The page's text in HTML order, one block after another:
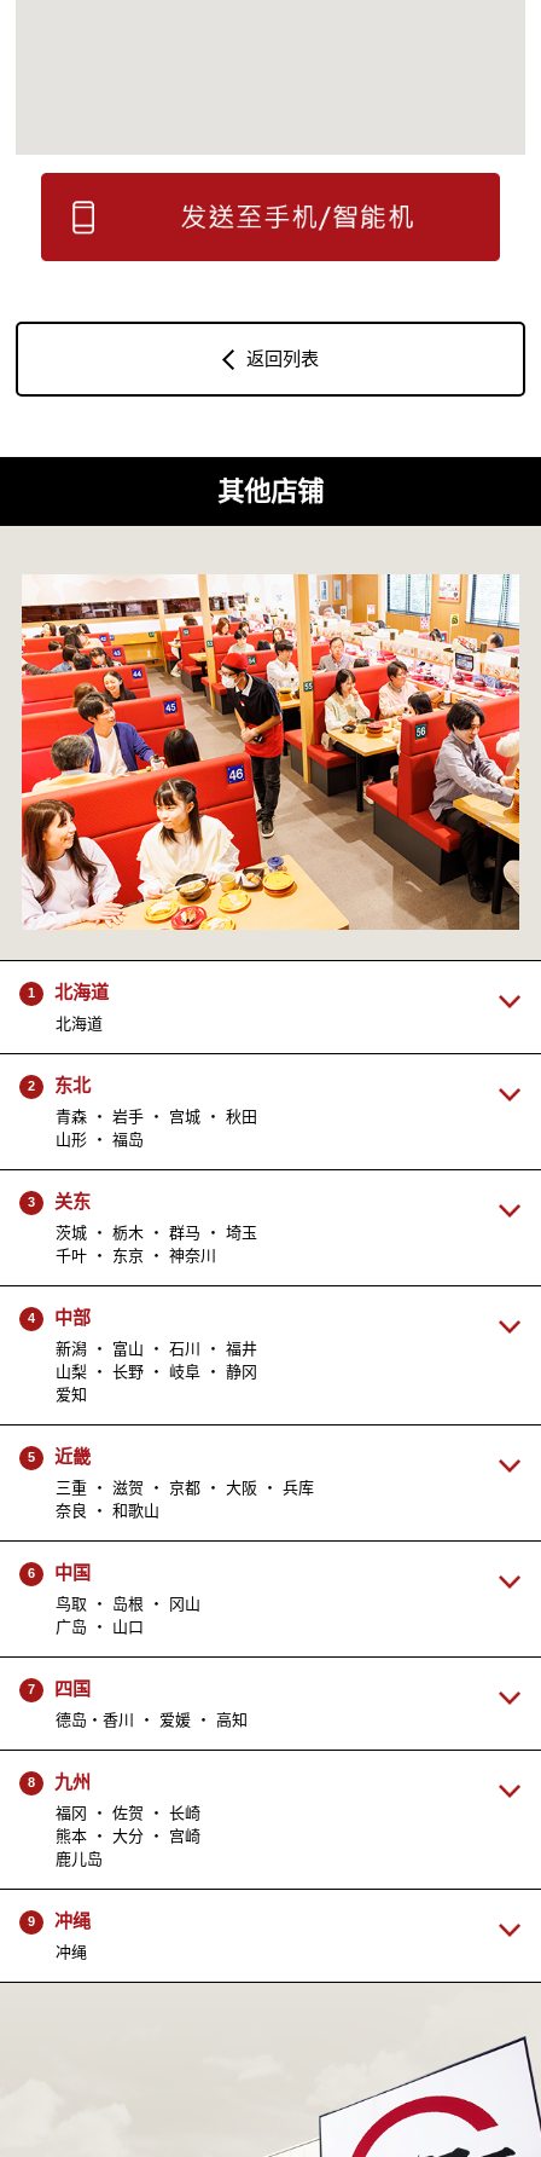
返回列表
其他店铺
1 北海道
北海道
2 东北
青森 ・ 岩手 ・ 宫城 ・ 秋田
山形 ・ 福岛
3 关东
茨城 ・ 栃木 ・ 群马 ・ 埼玉
千叶 ・ 东京 ・ 神奈川
4 中部
新潟 ・ 富山 ・ 石川 ・ 福井
山梨 ・ 长野 ・ 岐阜 ・ 静冈
爱知
5 近畿
三重 ・ 滋贺 ・ 京都 ・ 大阪 ・ 兵库
奈良 ・ 和歌山
6 中国
鸟取 ・ 岛根 ・ 冈山
广岛 ・ 山口
7 四国
德岛・香川 ・ 爱媛 ・ 高知
8 九州
福冈 ・ 佐贺 ・ 长崎
熊本 ・ 大分 ・ 宫崎
鹿儿岛
9 冲绳
冲绳